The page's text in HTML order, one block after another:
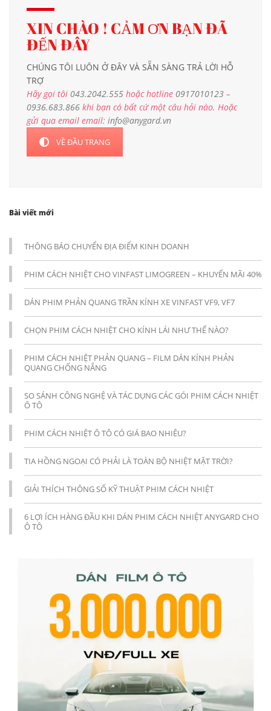
XIN CHÀO ! CẢM ƠN BẠN ĐÃ
ĐẾN ĐÂY
CHÚNG TÔI LUÔN Ở ĐÂY VÀ SẴN SÀNG TRẢ LỜI HỖ
TRỢ
Hãy gọi tôi 043.2042.555 hoặc hotline 0917010123 –
0936.683.866 khi bạn có bất cứ một câu hỏi nào. Hoặc
gửi qua email email: info@anygard.vn
VỀ ĐẦU TRANG
Bài viết mới
THÔNG BÁO CHUYỂN ĐỊA ĐIỂM KINH DOANH
PHIM CÁCH NHIỆT CHO VINFAST LIMOGREEN – KHUYẾN MÃI 40%
DÁN PHIM PHẢN QUANG TRẦN KÍNH XE VINFAST VF9, VF7
CHỌN PHIM CÁCH NHIỆT CHO KÍNH LÁI NHƯ THẾ NÀO?
PHIM CÁCH NHIỆT PHẢN QUANG – FILM DÁN KÍNH PHẢN
QUANG CHỐNG NẮNG
SO SÁNH CÔNG NGHỆ VÀ TÁC DỤNG CÁC GÓI PHIM CÁCH NHIỆT
Ô TÔ
PHIM CÁCH NHIỆT Ô TÔ CÓ GIÁ BAO NHIÊU?
TIA HỒNG NGOẠI CÓ PHẢI LÀ TOÀN BỘ NHIỆT MẶT TRỜI?
GIẢI THÍCH THÔNG SỐ KỸ THUẬT PHIM CÁCH NHIỆT
6 LỢI ÍCH HÀNG ĐẦU KHI DÁN PHIM CÁCH NHIỆT ANYGARD CHO
Ô TÔ